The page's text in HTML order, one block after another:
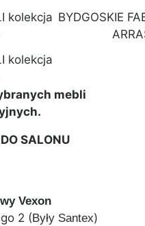
kolekcja BYDGOSKIE
kolekcja
mebli
SALONU
Vexon
2 (Były Santex)